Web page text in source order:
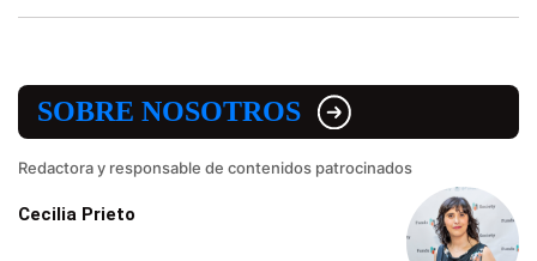
SOBRE NOSOTROS
Redactora y responsable de contenidos patrocinados
Cecilia Prieto